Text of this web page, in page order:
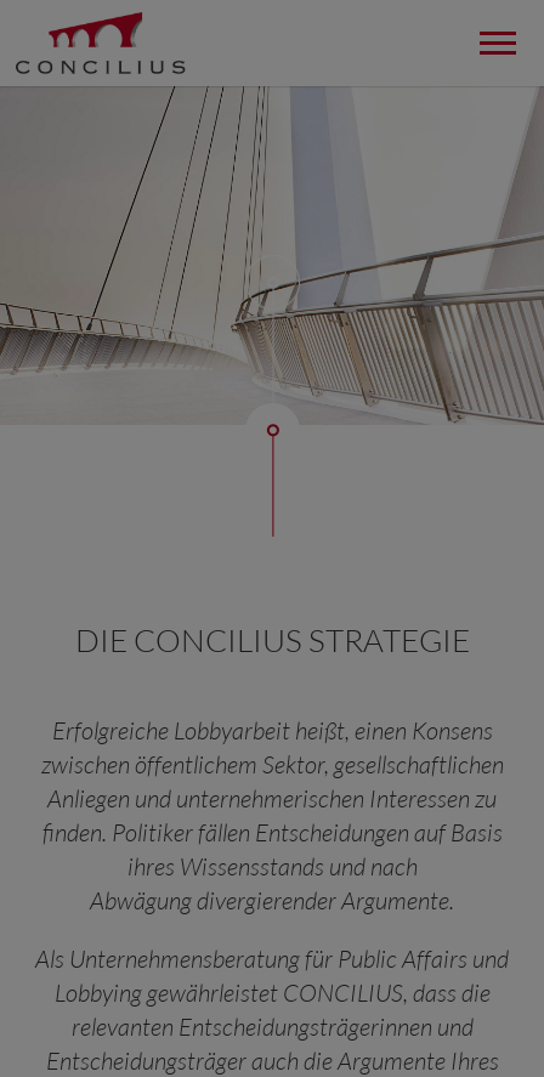
de
DIE CONCILIUS STRATEGIE
Erfolgreiche Lobbyarbeit heißt, einen Konsens
zwischen öffentlichem Sektor, gesellschaftlichen
Anliegen und unternehmerischen Interessen zu
finden. Politiker fällen Entscheidungen auf Basis
ihres Wissensstands und nach
Abwägung divergierender Argumente.
Als Unternehmensberatung für Public Affairs und
Lobbying gewährleistet CONCILIUS, dass die
relevanten Entscheidungsträgerinnen und
Entscheidungsträger auch die Argumente Ihres